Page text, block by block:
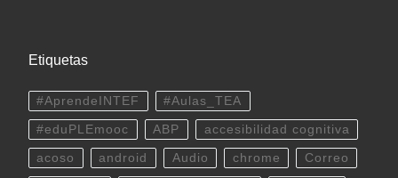
Etiquetas
#AprendeINTEF #Aulas_TEA
#eduPLEmooc ABP accesibilidad cognitiva
acoso android Audio chrome Correo